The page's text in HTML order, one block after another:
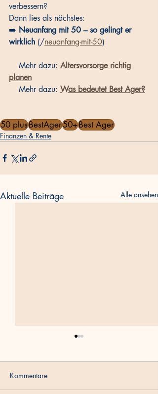
verbessern?
Dann lies als nächstes:
➡️ Neuanfang mit 50 – so gelingt er
wirklich (/neuanfang-mit-50)
    Mehr dazu:
Altersvorsorge richtig
planen
    Mehr dazu:
Was bedeutet Best Ager?
50 plusBestAger50+Best Ager
Finanzen & Rente
Aktuelle Beiträge Alle ansehen
Kommentare